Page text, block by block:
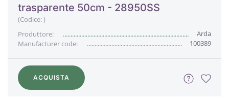
trasparente 50cm - 28950SS
(Codice:)
Produttore:
Arda
Manufacturer code:
100389
ACQUISTA